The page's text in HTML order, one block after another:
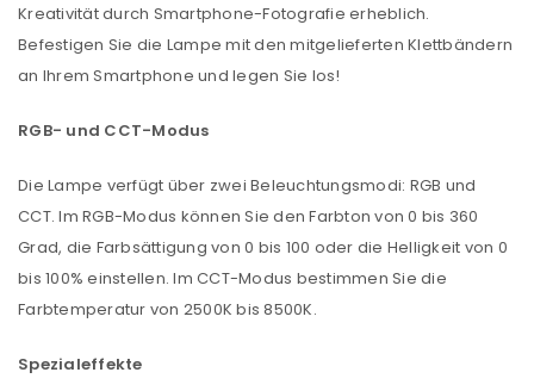
Kreativität durch Smartphone-Fotografie erheblich.
Befestigen Sie die Lampe mit den mitgelieferten Klettbändern
an Ihrem Smartphone und legen Sie los!
RGB- und CCT-Modus
Die Lampe verfügt über zwei Beleuchtungsmodi: RGB und
CCT. Im RGB-Modus können Sie den Farbton von 0 bis 360
Grad, die Farbsättigung von 0 bis 100 oder die Helligkeit von 0
bis 100% einstellen. Im CCT-Modus bestimmen Sie die
Farbtemperatur von 2500K bis 8500K.
Spezialeffekte